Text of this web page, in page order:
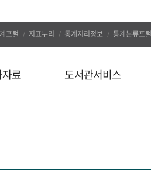
포털 지표누리 통계지리정보 통계분류포털
료 도서관서비스
인기도서